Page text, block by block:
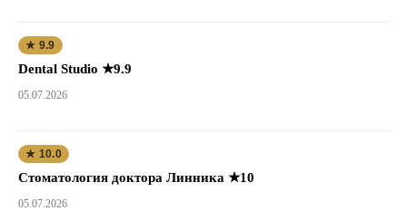
★ 9.9
Dental Studio ★9.9
05.07.2026
★ 10.0
Стоматология доктора Линника ★10
05.07.2026